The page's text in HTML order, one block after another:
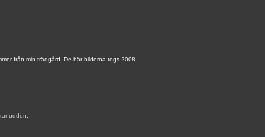
från min trädgård. De här bilderna togs 2008.